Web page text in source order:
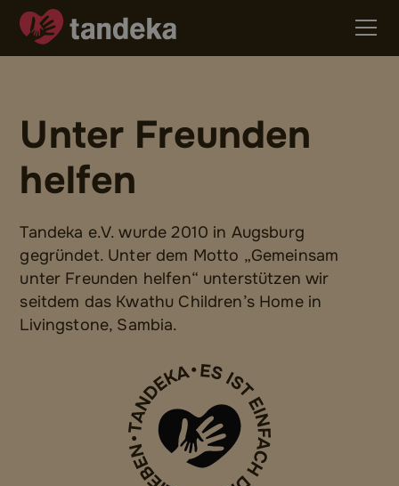
Unter Freunden
helfen
Tandeka e.V. wurde 2010 in Augsburg
gegründet. Unter dem Motto „Gemeinsam
unter Freunden helfen“ unterstützen wir
seitdem das Kwathu Children’s Home in
Livingstone, Sambia.